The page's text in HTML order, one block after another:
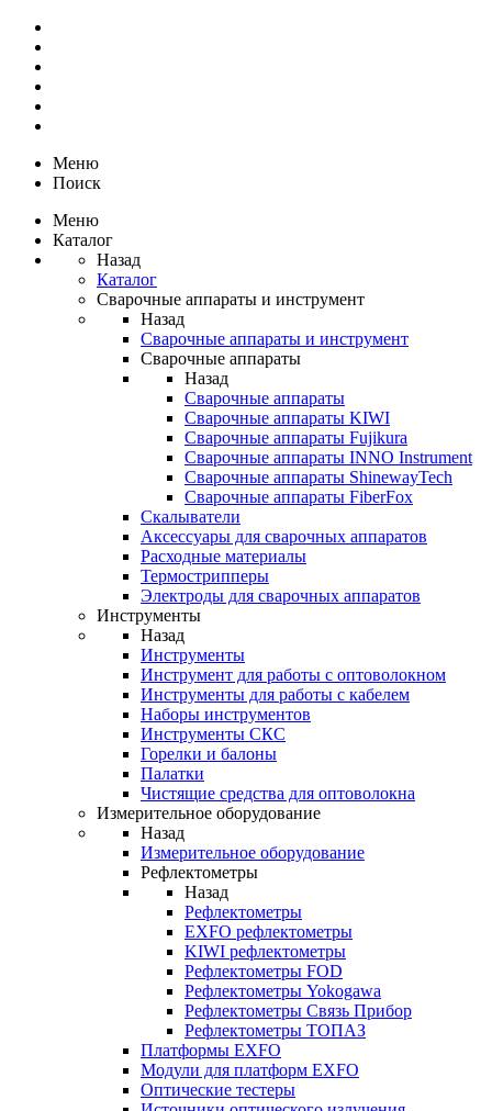
Меню
Поиск
Меню
Каталог
Назад
Каталог
Сварочные аппараты и инструмент
Назад
Сварочные аппараты и инструмент
Сварочные аппараты
Назад
Сварочные аппараты
Сварочные аппараты KIWI
Сварочные аппараты Fujikura
Сварочные аппараты INNO Instrument
Сварочные аппараты ShinewayTech
Cварочные аппараты FiberFox
Скалыватели
Аксессуары для сварочных аппаратов
Расходные материалы
Термострипперы
Электроды для сварочных аппаратов
Инструменты
Назад
Инструменты
Инструмент для работы с оптоволокном
Инструменты для работы с кабелем
Наборы инструментов
Инструменты СКС
Горелки и балоны
Палатки
Чистящие средства для оптоволокна
Измерительное оборудование
Назад
Измерительное оборудование
Рефлектометры
Назад
Рефлектометры
EXFO рефлектометры
KIWI рефлектометры
Рефлектометры FOD
Рефлектометры Yokogawa
Рефлектометры Связь Прибор
Рефлектометры ТОПАЗ
Платформы EXFO
Модули для платформ EXFO
Оптические тестеры